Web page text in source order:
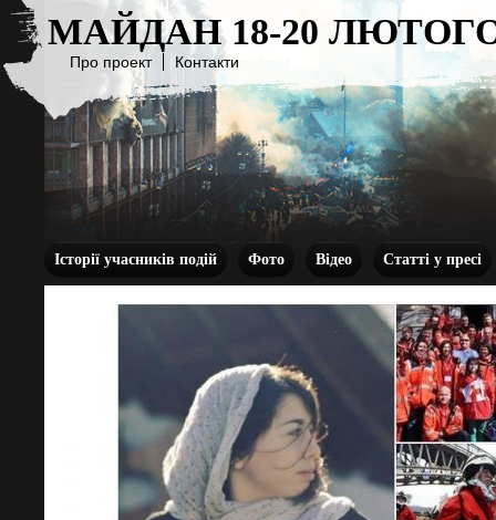
МАЙДАН 18-20
Про проект Контакти
Історії учасників подій Фото Відео Статті у пресі